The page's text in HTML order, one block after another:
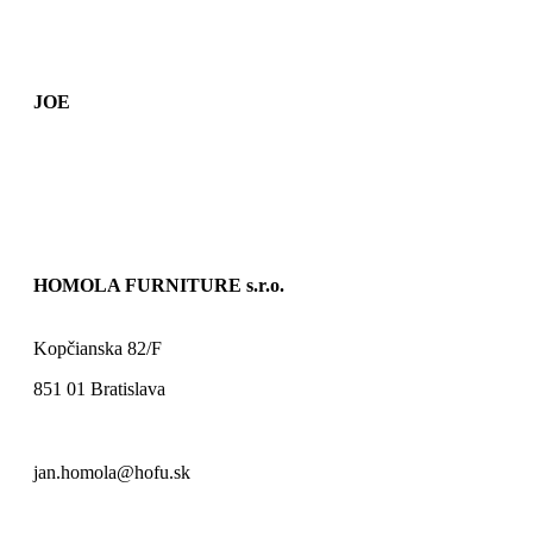
JOE
HOMOLA FURNITURE s.r.o.
Kopčianska 82/F
851 01 Bratislava
jan.homola@hofu.sk